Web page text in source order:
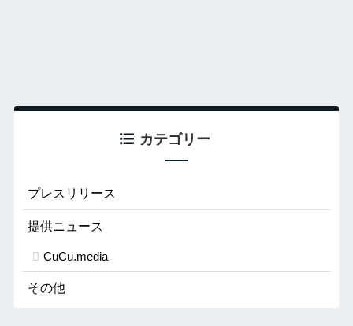
カテゴリー
プレスリリース
提供ニュース
CuCu.media
その他